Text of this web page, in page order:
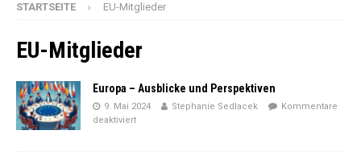
STARTSEITE EU-Mitglieder
EU-Mitglieder
Europa – Ausblicke und Perspektiven
9. Mai 2024 Stephanie Sedlacek
Kommentare
deaktiviert